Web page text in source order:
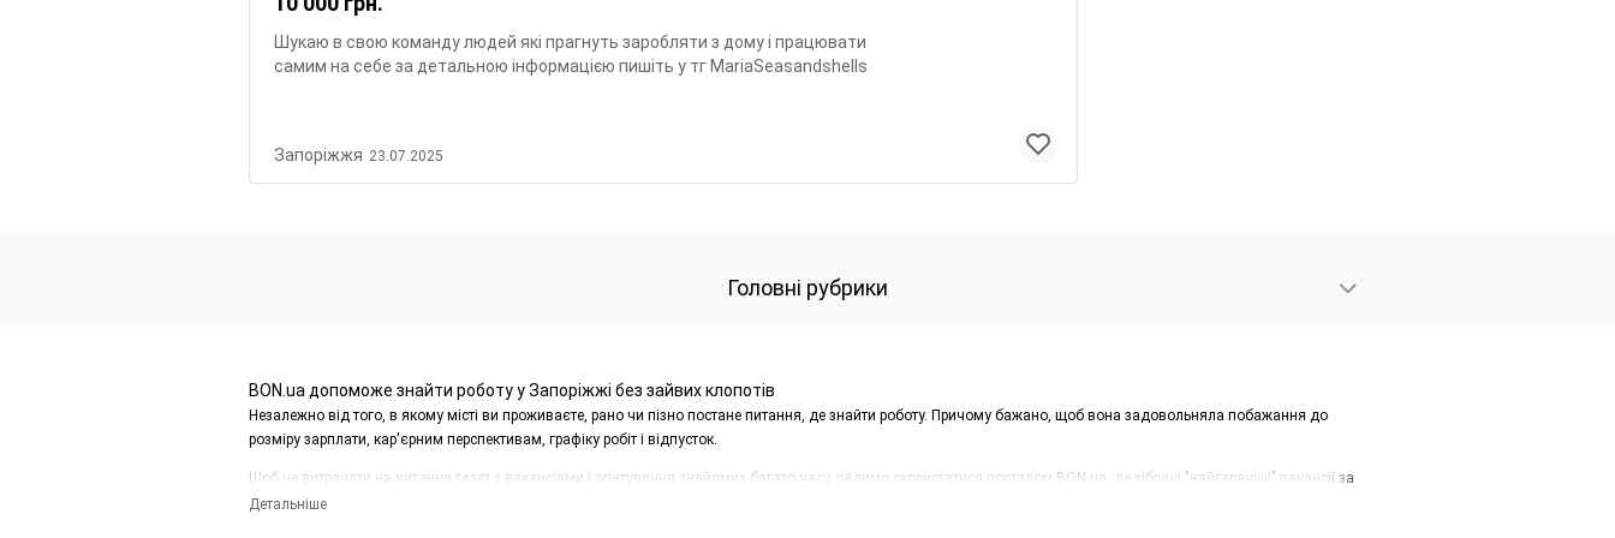
Шукаю в свою команду людей які прагнуть заробляти з дому і працювати
самим на себе за детальною інформацією пишіть у тг MariaSeasandshells
Запоріжжя 23.07.2025
Головні рубрики
BON.ua допоможе знайти роботу у Запоріжжі без зайвих клопотів
Незалежно від того, в якому місті ви проживаєте, рано чи пізно постане питання, де знайти роботу. Причому бажано, щоб вона задовольняла побажання до
розміру зарплати, кар'єрним перспективам, графіку робіт і відпусток.
Щоб не витрачати на читання газет з вакансіями і опитування знайомих багато часу, радимо скористатися порталом BON.ua, де зібрані "найгарячіші" вакансії за
багатьма напрямками.
Детальніше